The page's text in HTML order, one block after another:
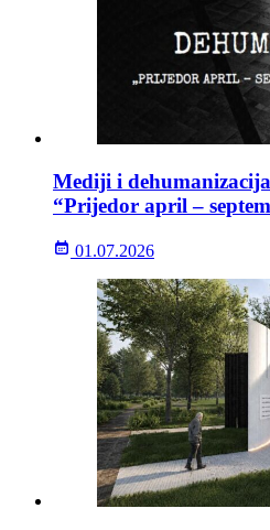
Mediji i
“Prijedor april –
01.07.2026